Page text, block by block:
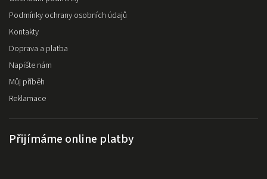
Podmínky ochrany osobních údajů
Kontakty
Doprava a platba
Napište nám
Můj příběh
Reklamace
Přijímáme online platby